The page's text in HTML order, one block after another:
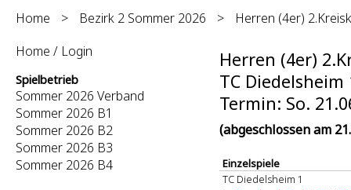
Home > Bezirk 2 Sommer 2026 >
Herren (4er)
Home / Login
Spielbetrieb
Sommer 2026 Verband
Sommer 2026 B1
Sommer 2026 B2
Sommer 2026 B3
Sommer 2026 B4
Herren (4er)
TC Diedelsheim
Termin: So.
(abgeschlossen am
Einzelspiele
TC Diedelsheim 1